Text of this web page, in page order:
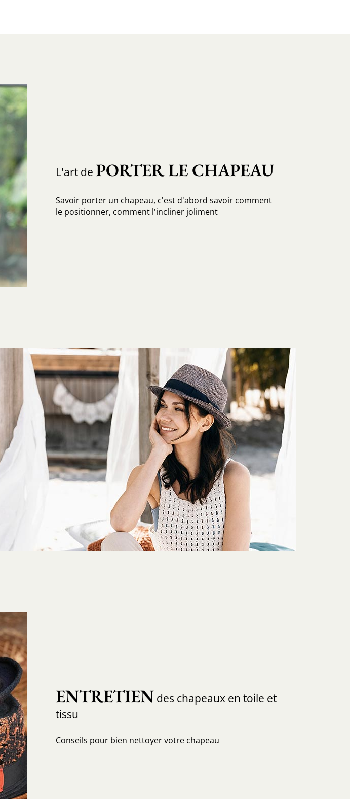
L'art de PORTER LE CHAPEAU
Savoir porter un chapeau, c'est d'abord savoir comment
le positionner, comment l'incliner joliment
ENTRETIEN des chapeaux en toile et
tissu
Conseils pour bien nettoyer votre chapeau